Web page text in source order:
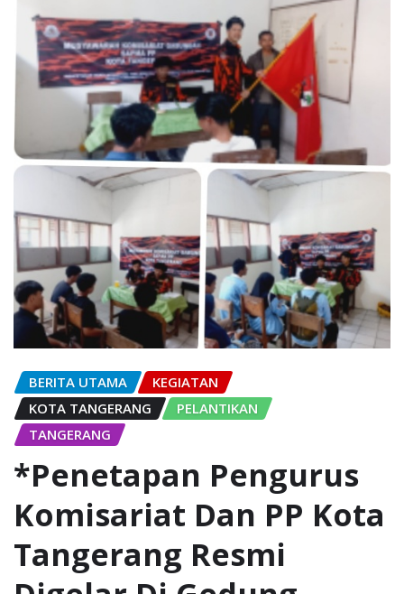
BERITA UTAMA
KEGIATAN
KOTA TANGERANG
PELANTIKAN
TANGERANG
*Penetapan Pengurus
Komisariat Dan PP Kota
Tangerang Resmi